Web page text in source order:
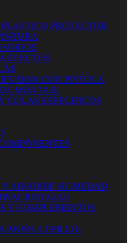
PROTECTOR
EFECTOS
CON PISTOLA
MONTAJE
COLAS ESPECIFICOS
ABSORBE HUMEDAD
Y COMPLEMENTOS
MOPA-CEPILLO-